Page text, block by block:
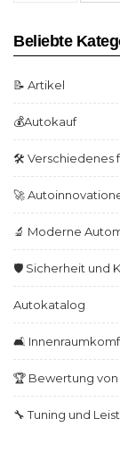
Beliebte
📝 Artikel
💰Autokauf
🛠️ Verschiedenes
🚀
🔬 Moderne
🛡️ Sicherheit und
Autokatalog
🛋️
🏆 Bewertung
🔧 Tuning und